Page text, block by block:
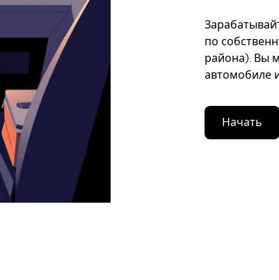
по
района). Вы
автомобиле
Начать